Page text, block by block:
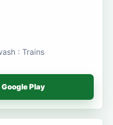
: Trains
Play